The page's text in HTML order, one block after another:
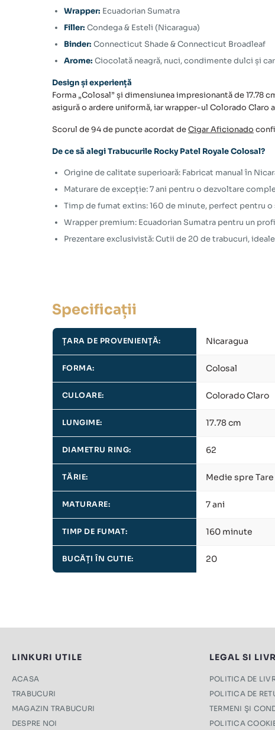
Wrapper: Ecuadorian Sumatra
Filler: Condega & Esteli (Nicaragua)
Binder: Connecticut Shade & Connecticut Broadleaf
Arome: Ciocolată neagră, nuci, condimente dulci și
Design și experiență
Forma „Colosal” și dimensiunea impresionantă de
asigură o ardere uniformă, iar wrapper-ul Colorado Claro
Scorul de 94 de puncte acordat deCigar Aficionado
De ce să alegi Trabucurile Rocky Patel Royale Colosal?
Origine de calitate superioară: Fabricat manual în
Maturare de excepție: 7 ani pentru o dezvoltare
Timp de fumat extins: 160 de minute, perfect pentru o
Wrapper premium: Ecuadorian Sumatra pentru un
Prezentare exclusivistă: Cutii de 20 de trabucuri,
Specificații
ȚARA DE PROVENIENȚĂ: Nicaragua
FORMA: Colosal
CULOARE: Colorado Claro
LUNGIME: 17.78 cm
DIAMETRU RING: 62
TĂRIE: Medie spre Tare
MATURARE: 7 ani
TIMP DE FUMAT: 160 minute
BUCĂȚI ÎN CUTIE: 20
LINKURI UTILE
ACASA
TRABUCURI
MAGAZIN TRABUCURI
DESPRE NOI
LEGAL SI
POLITICA DE
POLITICA DE
TERMENI ŞI
POLITICA